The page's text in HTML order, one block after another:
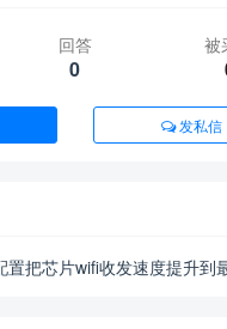
回答
0
被
发私信
把芯片wifi收发速度提升到